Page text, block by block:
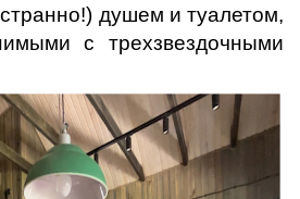
душем и туалетом,
с трехзвездочными